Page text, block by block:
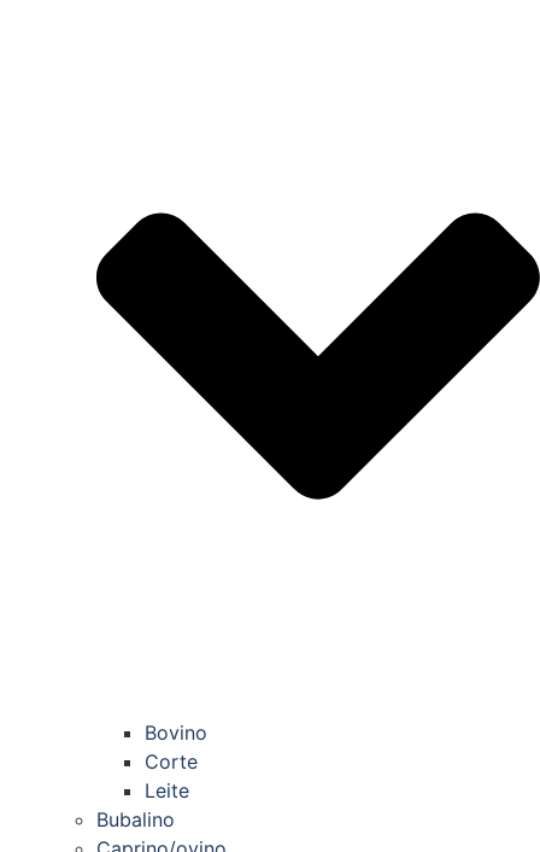
Bovino
Corte
Leite
Bubalino